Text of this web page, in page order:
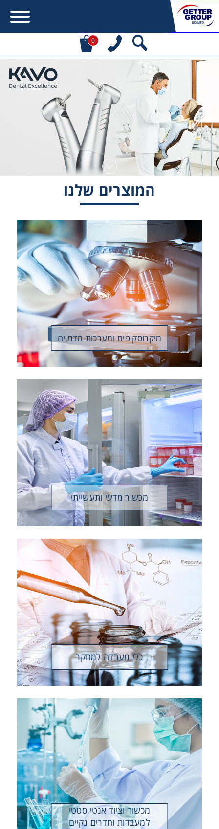
0
המוצרים שלנו
מיקרוסקופים ומערכות הדמייה
מכשור מדעי ותעשייתי
כלי מעבדה למחקר
מכשור וציוד אנטי סטטי
למעבדות וחדרים נקיים
Error:Contact form not found.
מעונין לקבל הצעת מחיר או מידע עבור:
Centrifuges
Chromatography
Heating
Instrumentation
Microscopy
Pumps
Sample Preparation
Storage
Thermometry
Washing
Chromatography
Lab Essentials
Filtration
Glassware
Liquid Handling
Plasticware
Reagents & Kits
Consumables
Safety
Chemicals